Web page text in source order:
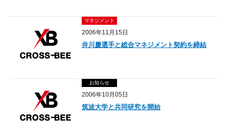
マネジメント
2006年11月15日
井川慶選手と総合マネジメント契約を締結
お知らせ
2006年10月05日
筑波大学と共同研究を開始